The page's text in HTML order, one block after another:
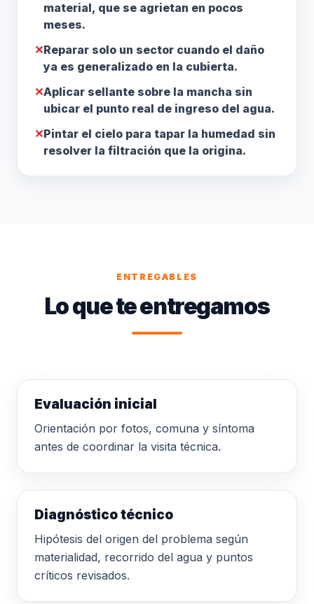
material, que se agrietan en pocos
meses.
✕Reparar solo un sector cuando el daño
ya es generalizado en la cubierta.
✕Aplicar sellante sobre la mancha sin
ubicar el punto real de ingreso del agua.
✕Pintar el cielo para tapar la humedad sin
resolver la filtración que la origina.
ENTREGABLES
Lo que te entregamos
Evaluación inicial
Orientación por fotos, comuna y síntoma
antes de coordinar la visita técnica.
Diagnóstico técnico
Hipótesis del origen del problema según
materialidad, recorrido del agua y puntos
críticos revisados.